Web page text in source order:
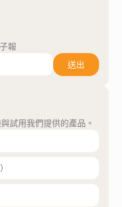
報
送出
試用我們提供的產品。